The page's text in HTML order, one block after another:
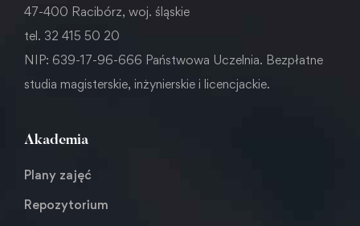
47-400 Racibórz, woj. śląskie
tel. 32 415 50 20
NIP: 639-17-96-666 Państwowa Uczelnia. Bezpłatne
studia magisterskie, inżynierskie i licencjackie.
Akademia
Plany zajęć
Repozytorium